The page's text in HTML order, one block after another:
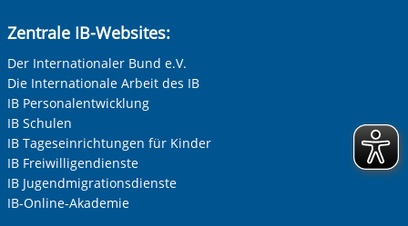
Vorherige Folie anzeigen
Anrede*
Keine Angabe
Frau
Herr
Neutrale Anrede
Unternehmen
Zentrale IB-Websites:
Der Internationaler Bund e.V.
Die Internationale Arbeit des IB
IB Personalentwicklung
IB Schulen
IB Tageseinrichtungen für Kinder
IB Freiwilligendienste
IB Jugendmigrationsdienste
IB-Online-Akademie